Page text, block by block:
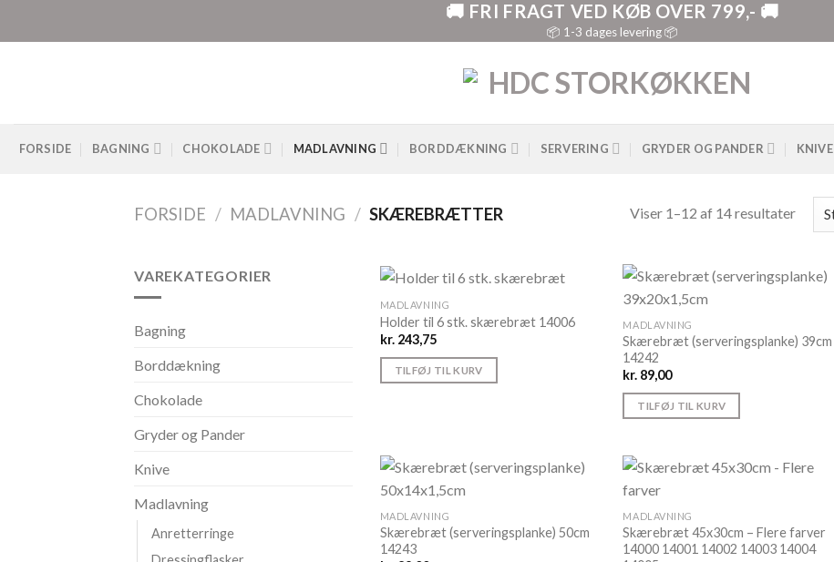
🚚 FRI FRAGT VED KØB OVER 799,- 🚚
📦 1-3 dages levering 📦
FORSIDE BAGNING CHOKOLADE MADLAVNING BORDDÆKNING SERVERING GRYDER OG PANDER KNIVE
FORSIDE / MADLAVNING / SKÆREBRÆTTER Viser 1–12 af 14 resultater
VAREKATEGORIER
Bagning
Borddækning
Chokolade
Gryder og Pander
Knive
Madlavning
Anretterringe
MADLAVNING
Holder til 6 stk. skærebræt 14006
kr.243,75
TILFØJ TIL KURV
MADLAVNING
Skærebræt (serveringsplanke) 39cm
14242
kr. 89,00
TILFØJ TIL KURV
MADLAVNING
Skærebræt (serveringsplanke) 50cm
14243
MADLAVNING
Skærebræt 45x30cm – Flere farver
14000 14001 14002 14003 14004